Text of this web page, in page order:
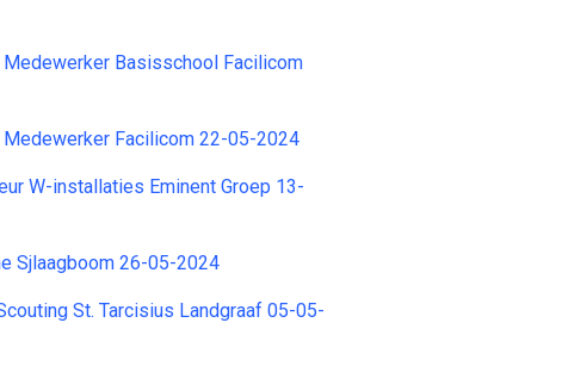
Medewerker Basisschool Facilicom
Medewerker Facilicom 22-05-2024
W-installaties Eminent Groep 13-
Sjlaagboom 26-05-2024
St. Tarcisius Landgraaf 05-05-